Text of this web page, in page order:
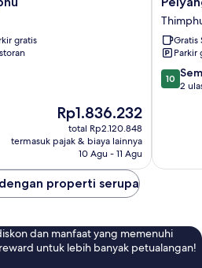
gratis
Harga
sekarang
Rp1.836.232
Rp1.836.232
total Rp2.120.848
termasuk pajak & biaya lainnya
10 Agu - 11 Agu
Gratis
Parkir
10.0
dari
10
2
properti serupa
dan manfaat yang memenuhi
untuk lebih banyak petualangan!